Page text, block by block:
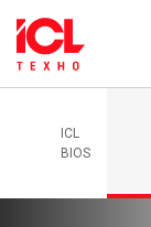
ICL
BIOS